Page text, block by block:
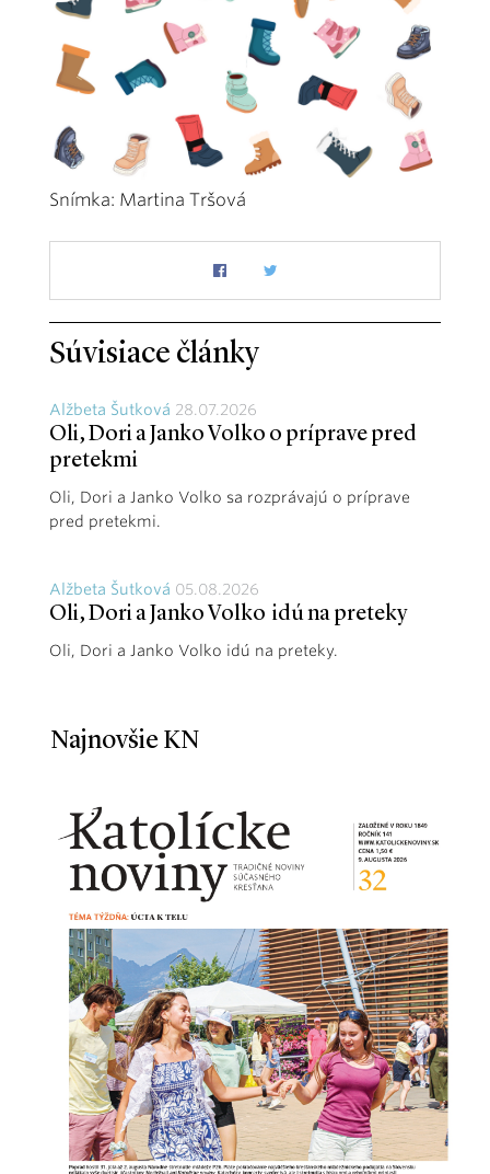
Snímka: Martina Tršová
Súvisiace články
Alžbeta Šutková 28.07.2026
Oli, Dori a Janko Volko o príprave pred
pretekmi
Oli, Dori a Janko Volko sa rozprávajú o príprave
pred pretekmi.
Alžbeta Šutková 05.08.2026
Oli, Dori a Janko Volko idú na preteky
Oli, Dori a Janko Volko idú na preteky.
Najnovšie KN